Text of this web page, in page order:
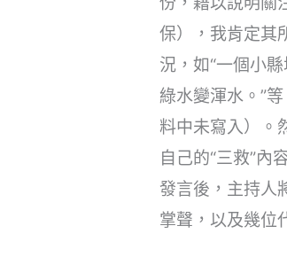
保），我肯定其
況，如“一個小
綠水變渾水。”
料中未寫入）。
自己的“三救”內
發言後，主持人
掌聲，以及幾位